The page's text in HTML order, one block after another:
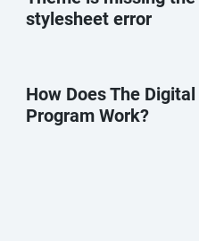
stylesheet error
How Does The
Program Work?